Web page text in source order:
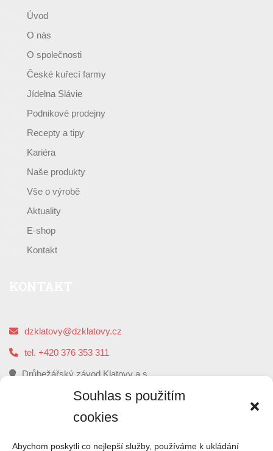
Souhlas s použitím
cookies
Abychom poskytli co nejlepší služby, používáme k ukládání
Úvod
O nás
O společnosti
České kuřecí farmy
Jídelna Slávie
Podnikové prodejny
Recepty a tipy
Kariéra
Naše produkty
Vše o výrobě
Aktuality
E-shop
Kontakt
dzklatovy@dzklatovy.cz
tel. +420 376 353 311
Drůbežářský závod Klatovy a.s.
5. května 112, 339 01 Klatovy
ONÁS